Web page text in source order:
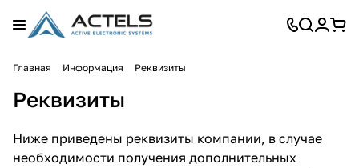
Главная Информация Реквизиты
Реквизиты
Ниже приведены реквизиты компании, в случае
необходимости получения дополнительных